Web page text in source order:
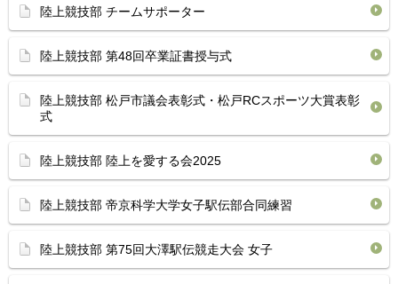
陸上競技部 チームサポーター
陸上競技部 第48回卒業証書授与式
陸上競技部 松戸市議会表彰式・松戸RCスポーツ大賞表彰
式
陸上競技部 陸上を愛する会2025
陸上競技部 帝京科学大学女子駅伝部合同練習
陸上競技部 第75回大澤駅伝競走大会 女子